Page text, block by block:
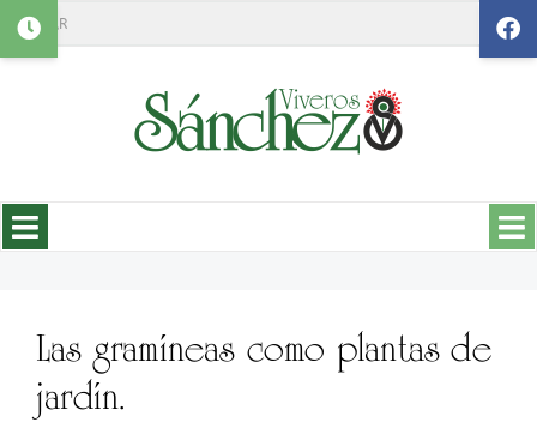
Las gramíneas como plantas de
jardín.